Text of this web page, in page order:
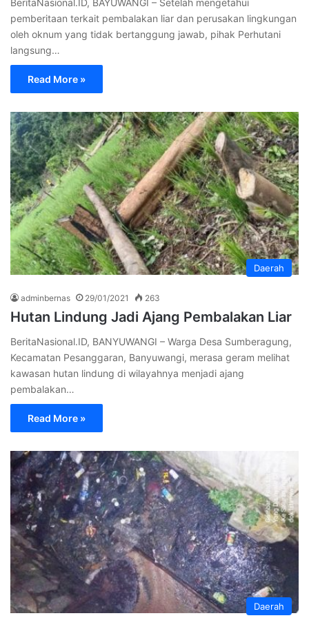
pemberitaan terkait pembalakan liar dan perusakan lingkungan
oleh oknum yang tidak bertanggung jawab, pihak Perhutani
langsung…
Read More »
Daerah
adminbernas 29/01/2021 263
Hutan Lindung Jadi Ajang Pembalakan Liar
BeritaNasional.ID, BANYUWANGI – Warga Desa Sumberagung,
Kecamatan Pesanggaran, Banyuwangi, merasa geram melihat
kawasan hutan lindung di wilayahnya menjadi ajang
pembalakan…
Read More »
Daerah